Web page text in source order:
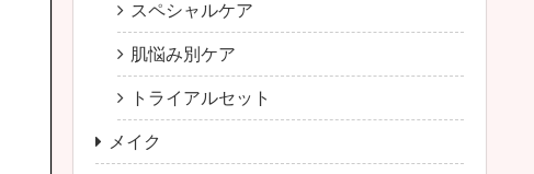
スペシャルケア
肌悩み別ケア
トライアルセット
メイク